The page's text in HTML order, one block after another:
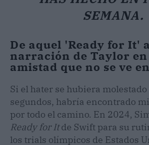
SEMANA.
De aquel 'Ready for It'
narración de Taylor
amistad que no se ve
Si el hater se hubiera
segundos, habría encontrado
por todo el camino. En 2024,
Ready for Itde Swift para su
los trials olímpicos de Estados